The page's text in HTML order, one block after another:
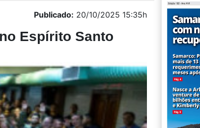
Publicado: 20/10/2025 15:35h
Espírito Santo